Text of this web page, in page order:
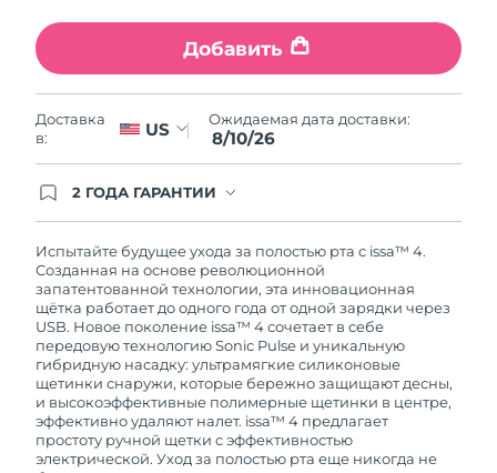
Добавить
Доставка
в:
US Ожидаемая дата доставки:
8/10/26
2 ГОДА ГАРАНТИИ
Это означает, что если в течение 2-х лет со дня
покупки с продуктом возникнут проблемы,
FOREO заменит его бесплатно.
Испытайте будущее ухода за полостью рта с issa™ 4.
Созданная на основе революционной
запатентованной технологии, эта инновационная
щётка работает до одного года от одной зарядки через
USB. Новое поколение issa™ 4 сочетает в себе
передовую технологию Sonic Pulse и уникальную
гибридную насадку: ультрамягкие силиконовые
щетинки снаружи, которые бережно защищают десны,
и высокоэффективные полимерные щетинки в центре,
эффективно удаляют налет. issa™ 4 предлагает
простоту ручной щетки с эффективностью
электрической. Уход за полостью рта еще никогда не